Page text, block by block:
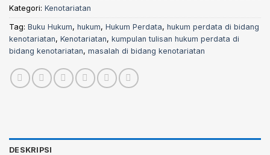
Kategori: Kenotariatan
Tag: Buku Hukum, hukum, Hukum Perdata, hukum perdata di bidang
kenotariatan, Kenotariatan, kumpulan tulisan hukum perdata di
bidang kenotariatan, masalah di bidang kenotariatan
DESKRIPSI